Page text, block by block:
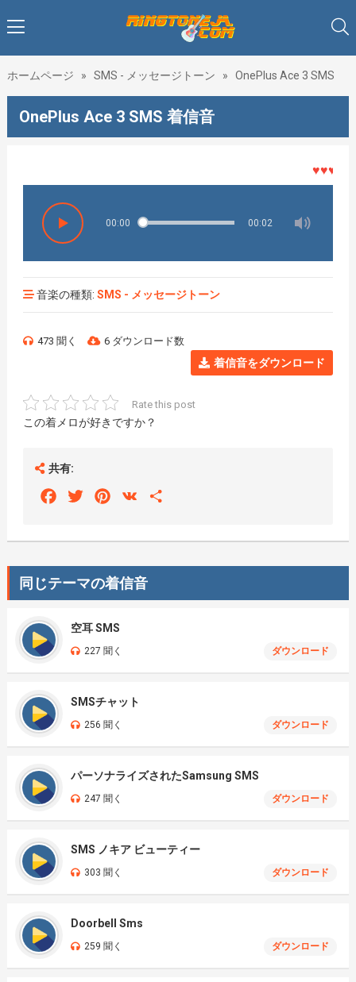
ホームページ » SMS - メッセージトーン » OnePlus Ace 3 SMS
OnePlus Ace 3 SMS 着信音
♥♥♥着メ
00:00 00:02
音楽の種類: SMS - メッセージトーン
473 聞く 6 ダウンロード数
着信音をダウンロード
Rate this post
この着メロが好きですか？
共有:
FacebookTwitterPinterest
VK
同じテーマの着信音
空耳 SMS
227 聞く ダウンロード
SMSチャット
256 聞く ダウンロード
パーソナライズされたSamsung SMS
247 聞く ダウンロード
SMS ノキア ビューティー
303 聞く ダウンロード
Doorbell Sms
259 聞く ダウンロード